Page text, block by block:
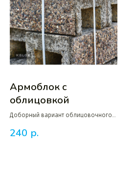
Армоблок с
облицовкой
Доборный вариант облицовочного
240 р.